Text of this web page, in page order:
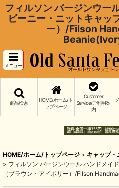
フィルソン バージンウー
ビーニー・ニットキャッ
ー）/Filson
メニュー
商品検索
HOME/ホーム/ト
ップページ
Customer
Service/ご利用案
内
HOME/ホーム/トップページ > キャップ
> フィルソン バージンウール ハンドメイ
（ブラウン・アイボリー）/Filson